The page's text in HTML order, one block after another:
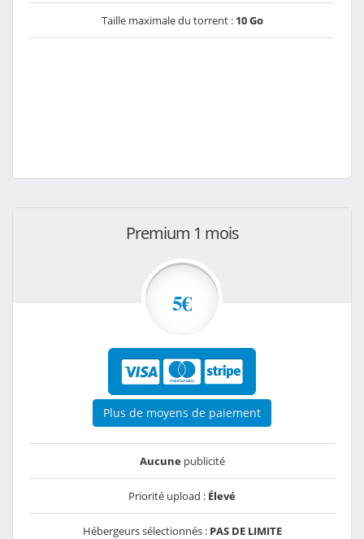
Taille maximale du torrent : 10 Go
Premium 1 mois
5€
Plus de moyens de paiement
Aucunepublicité
Priorité upload : Élevé
Hébergeurs sélectionnés : PAS DE LIMITE